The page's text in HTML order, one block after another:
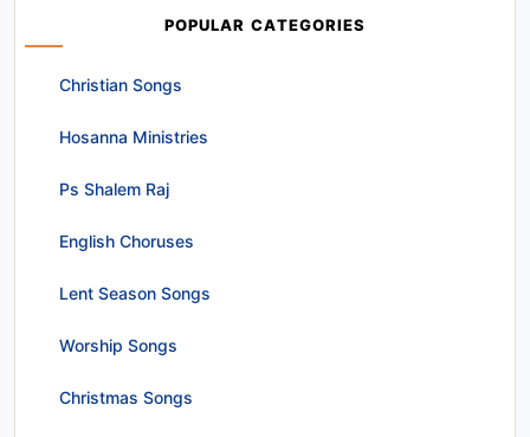
POPULAR CATEGORIES
Christian Songs
Hosanna Ministries
Ps Shalem Raj
English Choruses
Lent Season Songs
Worship Songs
Christmas Songs